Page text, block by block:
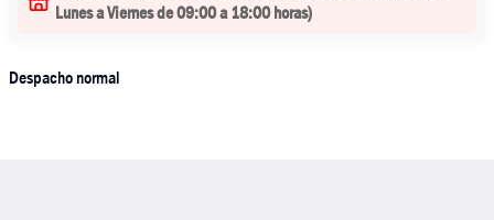
Lunes a Viernes de 09:00 a 18:00 horas)
Despacho normal